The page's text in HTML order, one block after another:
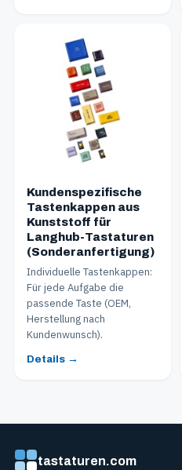
Kundenspezifische
Tastenkappen aus
Kunststoff für
Langhub-Tastaturen
(Sonderanfertigung)
Individuelle Tastenkappen:
Für jede Aufgabe die
passende Taste (OEM,
Herstellung nach
Kundenwunsch).
Details →
tastaturen.com